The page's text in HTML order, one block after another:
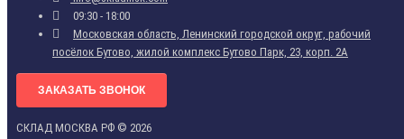
09:30 - 18:00
Московская область, Ленинский городской округ, рабочий
посёлок Бутово, жилой комплекс Бутово Парк, 23, корп. 2А
ЗАКАЗАТЬ ЗВОНОК
СКЛАД МОСКВА РФ © 2026